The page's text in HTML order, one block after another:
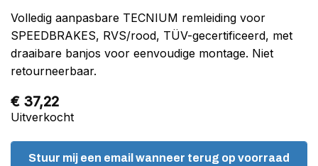
Volledig aanpasbare TECNIUM remleiding voor
SPEEDBRAKES, RVS/rood, TÜV-gecertificeerd, met
draaibare banjos voor eenvoudige montage. Niet
retourneerbaar.
€ 37,22
Uitverkocht
Stuur mij een email wanneer terug op voorraad